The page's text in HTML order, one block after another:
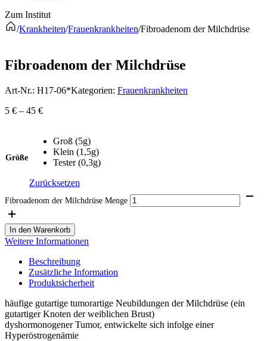
Zum Institut
/Krankheiten/Frauenkrankheiten/Fibroadenom der Milchdrüse
Fibroadenom der Milchdrüse
Art-Nr.: H17-06*Kategorien: Frauenkrankheiten
5 € – 45 €
Größe
Groß (5g)
Klein (1,5g)
Tester (0,3g)
Zurücksetzen
Fibroadenom der Milchdrüse Menge
In den Warenkorb
Weitere Informationen
Beschreibung
Zusätzliche Information
Produktsicherheit
häufige gutartige tumorartige Neubildungen der Milchdrüse (ein
gutartiger Knoten der weiblichen Brust)
dyshormonogener Tumor, entwickelte sich infolge einer
Hyperöstrogenämie